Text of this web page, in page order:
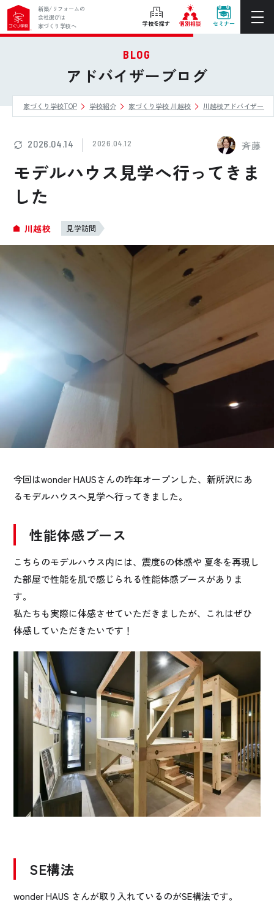
新築/リフォームの
会社選びは
家づくり学校へ
学校を探す 個別相談 セミナー
ぴったりの住宅会社をご提案
個別相談
後悔しない家づくりをレクチャー
セミナーをみる
お近くの学校を探す
ホーム
家づくり学校とは
お悩み・相談事例
よくある質問
ご利用者の声・実例
お役立ち情報
公式SNSをチェック
YOUTUBE Instagram
プライバシーポリシー
BLOG
アドバイザーブログ
家づくり学校TOP 学校紹介 家づくり学校 川越校 川越校アドバイザーブ
2026.04.14 2026.04.12 斉藤
モデルハウス見学へ行ってきま
した
川越校 見学訪問
今回はwonder HAUSさんの昨年オープンした、新所沢にあ
るモデルハウスへ見学へ行ってきました。
性能体感ブース
こちらのモデルハウス内には、震度6の体感や 夏冬を再現し
た部屋で性能を肌で感じられる性能体感ブースがありま
す。
私たちも実際に体感させていただきましたが、これはぜひ
体感していただきたいです！
SE構法
wonder HAUS さんが取り入れているのがSE構法です。